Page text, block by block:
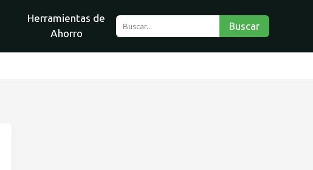
Herramientas de
Ahorro
Buscar